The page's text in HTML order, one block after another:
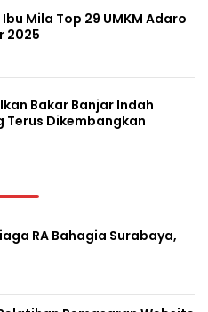
Mila Top 29 UMKM Adaro
2025
Bakar Banjar Indah
Terus Dikembangkan
RA Bahagia Surabaya,